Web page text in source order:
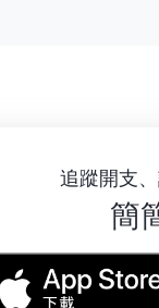
追蹤開支
簡